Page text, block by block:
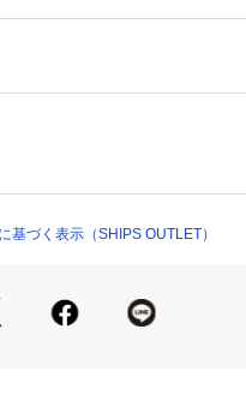
なカラーリングも特徴です。
ーのブランド。
社から販売された製品やサー
ャツ」をコンセプトに、あく
基づく表示（SHIPS OUTLET）